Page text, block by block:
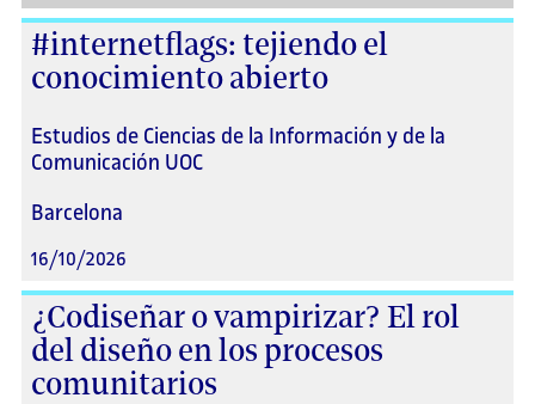
#internetflags: tejiendo el
conocimiento abierto
Estudios de Ciencias de la Información y de la
Comunicación UOC
Barcelona
16/10/2026
¿Codiseñar o vampirizar? El rol
del diseño en los procesos
comunitarios